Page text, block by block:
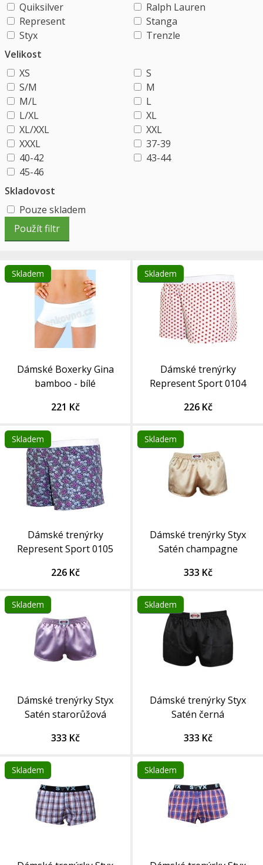
Quiksilver
Ralph Lauren
Represent
Stanga
Styx
Trenzle
Velikost
XS
S
S/M
M
M/L
L
L/XL
XL
XL/XXL
XXL
XXXL
37-39
40-42
43-44
45-46
Skladovost
Pouze skladem
Skladem
Dámské Boxerky Gina
bamboo - bílé
221 Kč
Skladem
Dámské trenýrky
Represent Sport 0104
226 Kč
Skladem
Dámské trenýrky
Represent Sport 0105
226 Kč
Skladem
Dámské trenýrky Styx
Satén champagne
333 Kč
Skladem
Dámské trenýrky Styx
Satén starorůžová
333 Kč
Skladem
Dámské trenýrky Styx
Satén černá
333 Kč
Skladem Skladem